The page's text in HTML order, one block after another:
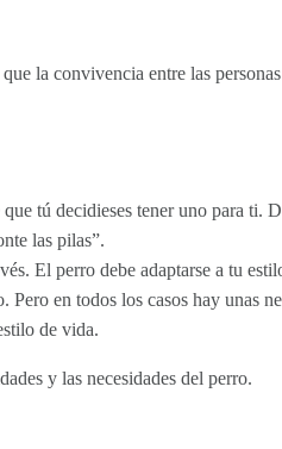
la convivencia entre las
tú decidieses tener uno para ti.
las pilas”.
El perro debe adaptarse a tu
en todos los casos hay unas
de vida.
y las necesidades del perro.